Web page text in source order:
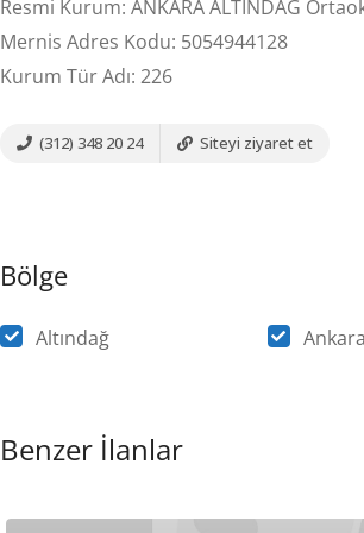
Resmi Kurum: ANKARA ALTINDAĞ
Mernis Adres Kodu: 5054944128
Kurum Tür Adı: 226
(312) 348 20 24 Siteyi ziyaret et
Bölge
Altındağ
Benzer İlanlar